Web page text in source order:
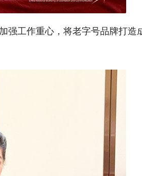
强工作重心，将老字号品牌打造